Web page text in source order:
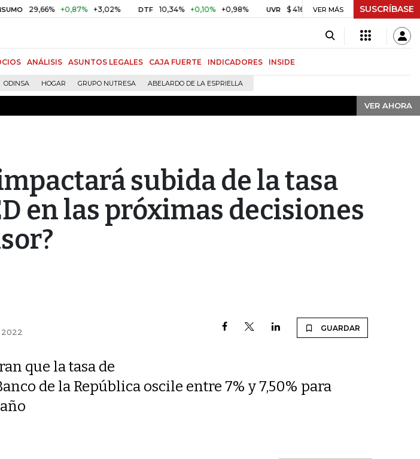
29,66% +0,87% +3,02% DTF 10,34% +0,10% +0,98% UVR $ 416,91 +$ 0,05 +0,01% BITCOIN
VER MÁS SUSCRÍBASE
ANÁLISIS ASUNTOS LEGALES CAJA FUERTE INDICADORES INSIDE
ODINSA HOGAR GRUPO NUTRESA ABELARDO DE LA ESPRIELLA
VER AHORA
VER AHORA
subida de la tasa
en las próximas decisiones
2022 GUARDAR
que la tasa de
de la República oscile entre 7% y 7,50% para